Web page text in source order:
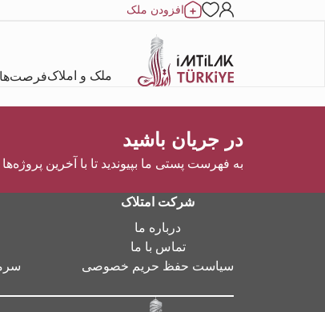
افزودن ملک
ملک و املاک
در جریان باشید
به فهرست پستی ما بپیوندید تا با آخرین
شرکت امتلاک
درباره ما
تماس با ما
سیاست حفظ حریم خصوصی